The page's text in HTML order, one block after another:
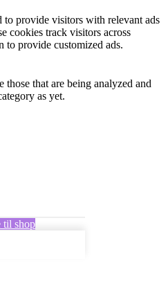
to provide visitors with relevant ads
cookies track visitors across
to provide customized ads.
those that are being analyzed and
as yet.
til shop